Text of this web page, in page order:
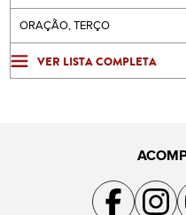
ORAÇÃO, TERÇO
VER LISTA COMPLETA
Acompanhe a